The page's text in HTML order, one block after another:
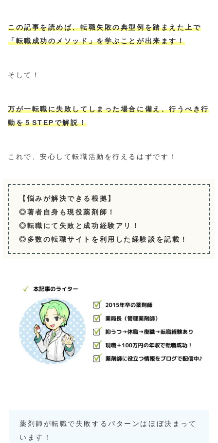
この記事を読めば、転職失敗の典型例を踏まえた上で
「転職成功のメソッド」を学ぶことが出来ます！
そして！
万が一転職に失敗してしまった場合に備え、行うべき行
動を５STEPで解説！
これで、安心して転職活動を行えるはずです！
【悩みが解決できる根拠】
◎著者自身も現役薬剤師！
◎転職にて失敗と成功経験アリ！
◎多数の転職サイトを利用した経験談を記載！
薬剤師が転職で失敗するパターンはほぼ決まって
います！